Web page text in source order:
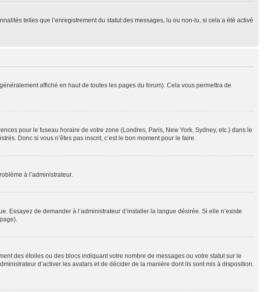
telles que l’enregistrement du statut des messages, lu ou non-lu, si cela a été activé
affiché en haut de toutes les pages du forum). Cela vous permettra de
pour le fuseau horaire de votre zone (Londres, Paris, New York, Sydney, etc.) dans le
Donc si vous n’êtes pas inscrit, c’est le bon moment pour le faire.
à l’administrateur.
Essayez de demander à l’administrateur d’installer la langue désirée. Si elle n’existe
des étoiles ou des blocs indiquant votre nombre de messages ou votre statut sur le
d’activer les avatars et de décider de la manière dont ils sont mis à disposition.